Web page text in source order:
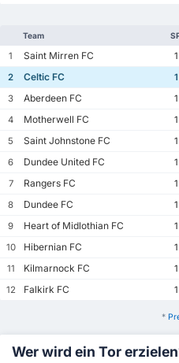
Team
1 Saint Mirren FC 1
2
Celtic FC 1
3
Aberdeen FC 1
4
Motherwell FC 1
5
Saint Johnstone FC 1
6
Dundee United FC 1
7
Rangers FC 1
8
Dundee FC 1
9
Heart of Midlothian FC 1
10
Hibernian FC 1
11
Kilmarnock FC 1
12
Falkirk FC 1
*
Wer wird ein Tor